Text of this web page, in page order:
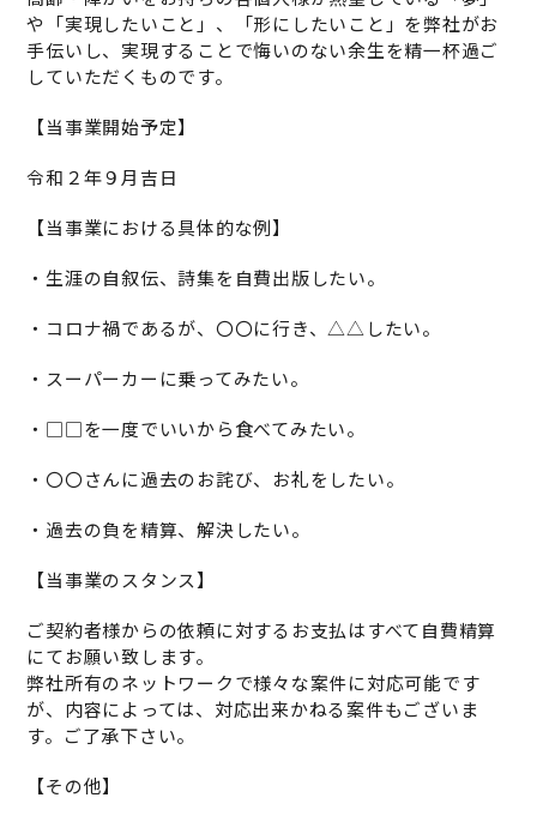
や「実現したいこと」、「形にしたいこと」を弊社がお
手伝いし、実現することで悔いのない余生を精一杯過ご
していただくものです。
【当事業開始予定】
令和２年９月吉日
【当事業における具体的な例】
・生涯の自叙伝、詩集を自費出版したい。
・コロナ禍であるが、〇〇に行き、△△したい。
・スーパーカーに乗ってみたい。
・□□を一度でいいから食べてみたい。
・〇〇さんに過去のお詫び、お礼をしたい。
・過去の負を精算、解決したい。
【当事業のスタンス】
ご契約者様からの依頼に対するお支払はすべて自費精算
にてお願い致します。
弊社所有のネットワークで様々な案件に対応可能です
が、内容によっては、対応出来かねる案件もございま
す。ご了承下さい。
【その他】